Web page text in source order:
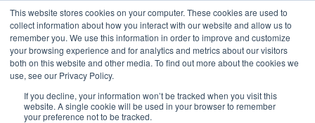
This website stores cookies on your computer. These cookies are used to
collect information about how you interact with our website and allow us to
remember you. We use this information in order to improve and customize
your browsing experience and for analytics and metrics about our visitors
both on this website and other media. To find out more about the cookies we
use, see our Privacy Policy.
If you decline, your information won’t be tracked when you visit this
website. A single cookie will be used in your browser to remember
your preference not to be tracked.
Skip
to
content
2155 9055
預約